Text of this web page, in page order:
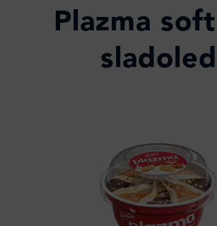
Plazma
sladoled